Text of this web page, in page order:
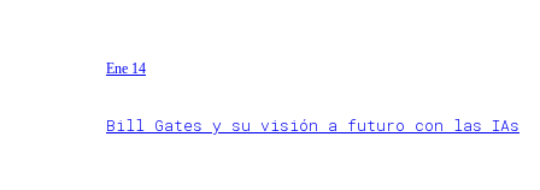
Ene 14
Bill Gates y su visión a futuro con las IAs